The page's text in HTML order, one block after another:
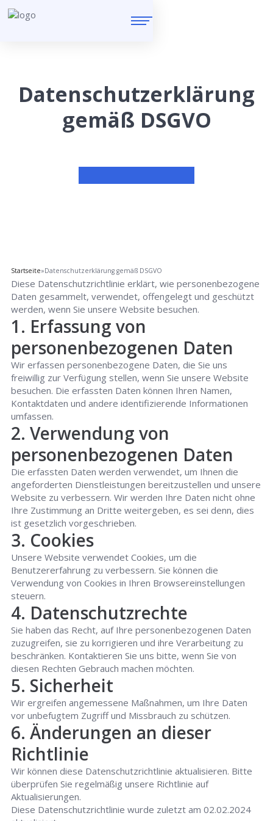
Datenschutzerklärung
gemäß DSGVO
Startseite»Datenschutzerklärung gemäß DSGVO
Diese Datenschutzrichtlinie erklärt, wie personenbezogene
Daten gesammelt, verwendet, offengelegt und geschützt
werden, wenn Sie unsere Website besuchen.
1. Erfassung von
personenbezogenen Daten
Wir erfassen personenbezogene Daten, die Sie uns
freiwillig zur Verfügung stellen, wenn Sie unsere Website
besuchen. Die erfassten Daten können Ihren Namen,
Kontaktdaten und andere identifizierende Informationen
umfassen.
2. Verwendung von
personenbezogenen Daten
Die erfassten Daten werden verwendet, um Ihnen die
angeforderten Dienstleistungen bereitzustellen und unsere
Website zu verbessern. Wir werden Ihre Daten nicht ohne
Ihre Zustimmung an Dritte weitergeben, es sei denn, dies
ist gesetzlich vorgeschrieben.
3. Cookies
Unsere Website verwendet Cookies, um die
Benutzererfahrung zu verbessern. Sie können die
Verwendung von Cookies in Ihren Browsereinstellungen
steuern.
4. Datenschutzrechte
Sie haben das Recht, auf Ihre personenbezogenen Daten
zuzugreifen, sie zu korrigieren und ihre Verarbeitung zu
beschränken. Kontaktieren Sie uns bitte, wenn Sie von
diesen Rechten Gebrauch machen möchten.
5. Sicherheit
Wir ergreifen angemessene Maßnahmen, um Ihre Daten
vor unbefugtem Zugriff und Missbrauch zu schützen.
6. Änderungen an dieser
Richtlinie
Wir können diese Datenschutzrichtlinie aktualisieren. Bitte
überprüfen Sie regelmäßig unsere Richtlinie auf
Aktualisierungen.
Diese Datenschutzrichtlinie wurde zuletzt am 02.02.2024